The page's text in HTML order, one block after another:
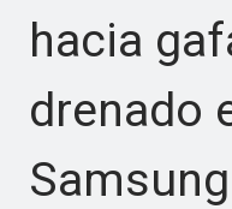
hacia
drenado